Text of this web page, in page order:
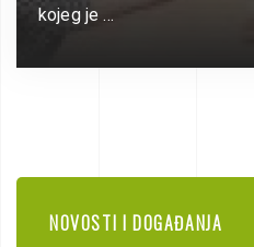
kojeg je …
NOVOSTI I DOGAĐANJA